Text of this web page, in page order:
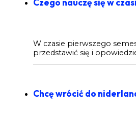
Czego nauczę się w
W czasie pierwszego
przedstawić się i
Chcę wrócić do